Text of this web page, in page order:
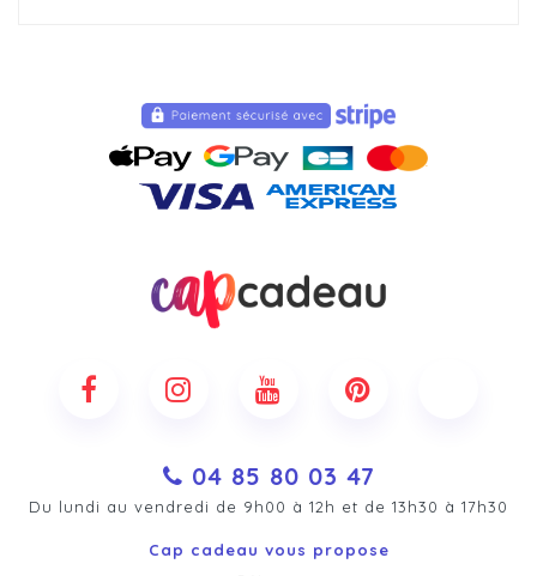
04 85 80 03 47
Du lundi au vendredi de 9h00 à 12h et de 13h30 à 17h30
Cap cadeau vous propose